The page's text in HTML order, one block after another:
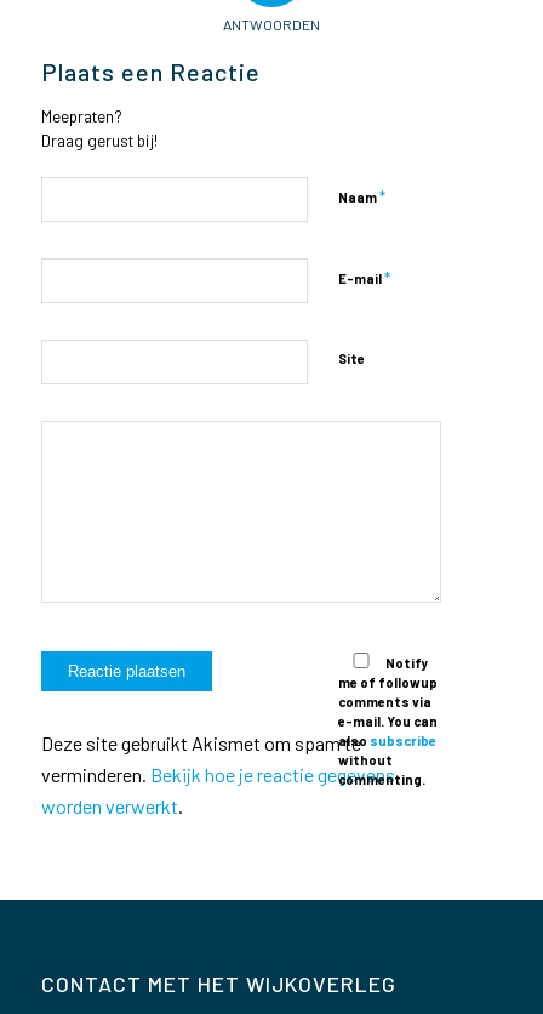
ANTWOORDEN
Plaats een Reactie
Meepraten?
Draag gerust bij!
Naam*
E-mail*
Site
Notify
me of followup
comments via
e-mail. You can
also subscribe
without
commenting.
Deze site gebruikt Akismet om spam te
verminderen. Bekijk hoe je reactie gegevens
worden verwerkt.
CONTACT MET HET WIJKOVERLEG